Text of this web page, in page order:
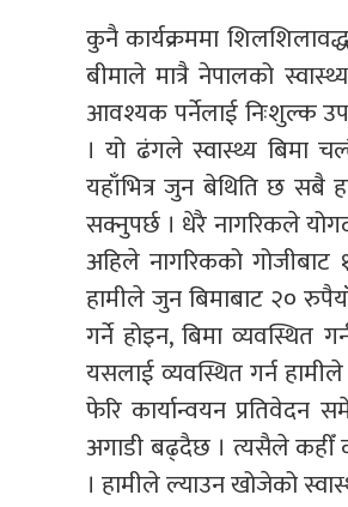
कुनै कार्यक्रममा
बीमाले मात्रै नेपालको
आवश्यक पर्नेलाई निःशुल्क
। यो ढंगले स्वास्थ्य बिमा
यहाँभित्र जुन बेथिति छ सबै
सक्नुपर्छ । धेरै नागरिकले
अहिले नागरिकको
हामीले जुन बिमाबाट २०
गर्ने होइन, बिमा व्यवस्थित
यसलाई व्यवस्थित गर्न
फेरि कार्यान्वयन
अगाडी बढ्दैछ । त्यसैले कहीँ
। हामीले ल्याउन खोजेको